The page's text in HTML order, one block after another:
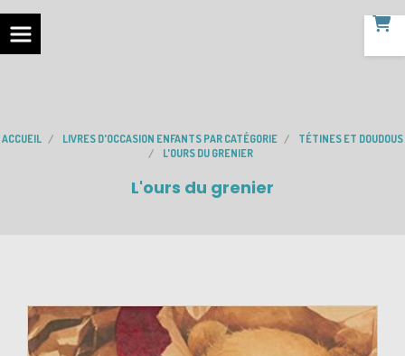
ACCUEIL LIVRES D'OCCASION ENFANTS PAR CATÉGORIE
TÉTINES ET DOUDOUS
L'OURS DU GRENIER
L'ours du grenier